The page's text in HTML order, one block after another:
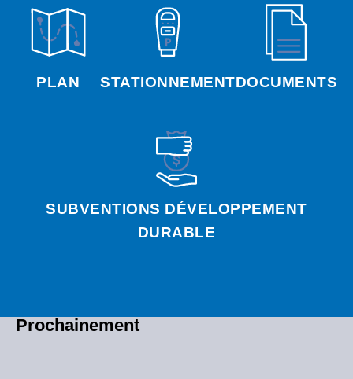
PLAN STATIONNEMENTDOCUMENTS
SUBVENTIONS DÉVELOPPEMENT
DURABLE
Prochainement